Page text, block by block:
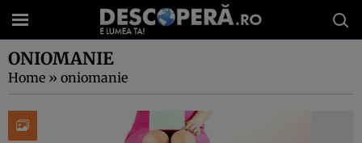
ONIOMANIE
Home » oniomanie